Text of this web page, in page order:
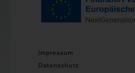
Impressum
Datenschutz